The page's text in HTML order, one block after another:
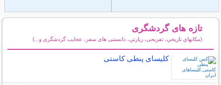
تازه های گردشگری
(مكانهاي تاريخي، تفریحی، زيارتي، دانستنی های سفر، عجایب گردشگری و...)
کلیسای پنطی کاستی